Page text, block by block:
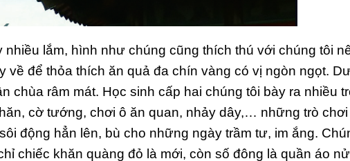
nhiều lắm, hình như chúng cũng thích thú với chúng tôi
về để thỏa thích ăn quả đa chín vàng có vị ngòn ngọt.
chùa râm mát. Học sinh cấp hai chúng tôi bày ra nhiều
cờ tướng, chơi ô ăn quan, nhảy dây,… những trò chơi
động hẳn lên, bù cho những ngày trầm tư, im ắng.
chiếc khăn quàng đỏ là mới, còn số đông là quần áo